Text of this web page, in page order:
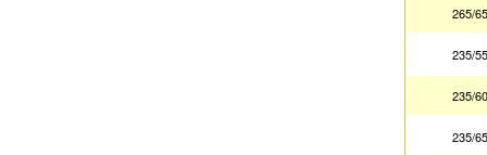
265/
235/
235/
235/